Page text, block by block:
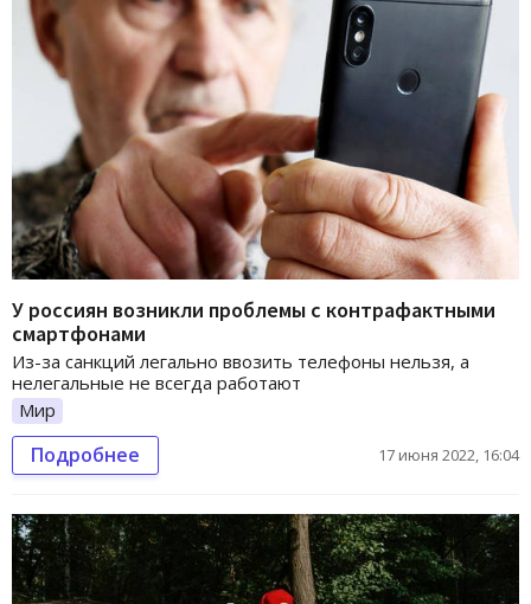
У россиян возникли проблемы с контрафактными
смартфонами
Из-за санкций легально ввозить телефоны нельзя, а
нелегальные не всегда работают
Мир
Подробнее 17 июня 2022, 16:04